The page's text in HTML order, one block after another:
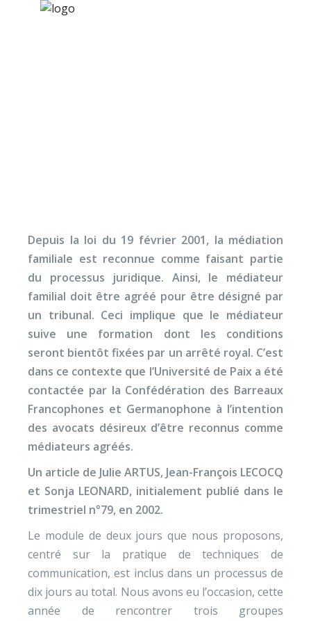
Depuis la loi du 19 février 2001, la médiation
familiale est reconnue comme faisant partie
du processus juridique. Ainsi, le médiateur
familial doit être agréé pour être désigné par
un tribunal. Ceci implique que le médiateur
suive une formation dont les conditions
seront bientôt fixées par un arrêté royal. C’est
dans ce contexte que l’Université de Paix a été
contactée par la Confédération des Barreaux
Francophones et Germanophone à l’intention
des avocats désireux d’être reconnus comme
médiateurs agréés.
Un article de Julie ARTUS, Jean-François LECOCQ
et Sonja LEONARD, initialement publié dans le
trimestriel n°79, en 2002.
Le module de deux jours que nous proposons,
centré sur la pratique de techniques de
communication, est inclus dans un processus de
dix jours au total. Nous avons eu l’occasion, cette
année de rencontrer trois groupes